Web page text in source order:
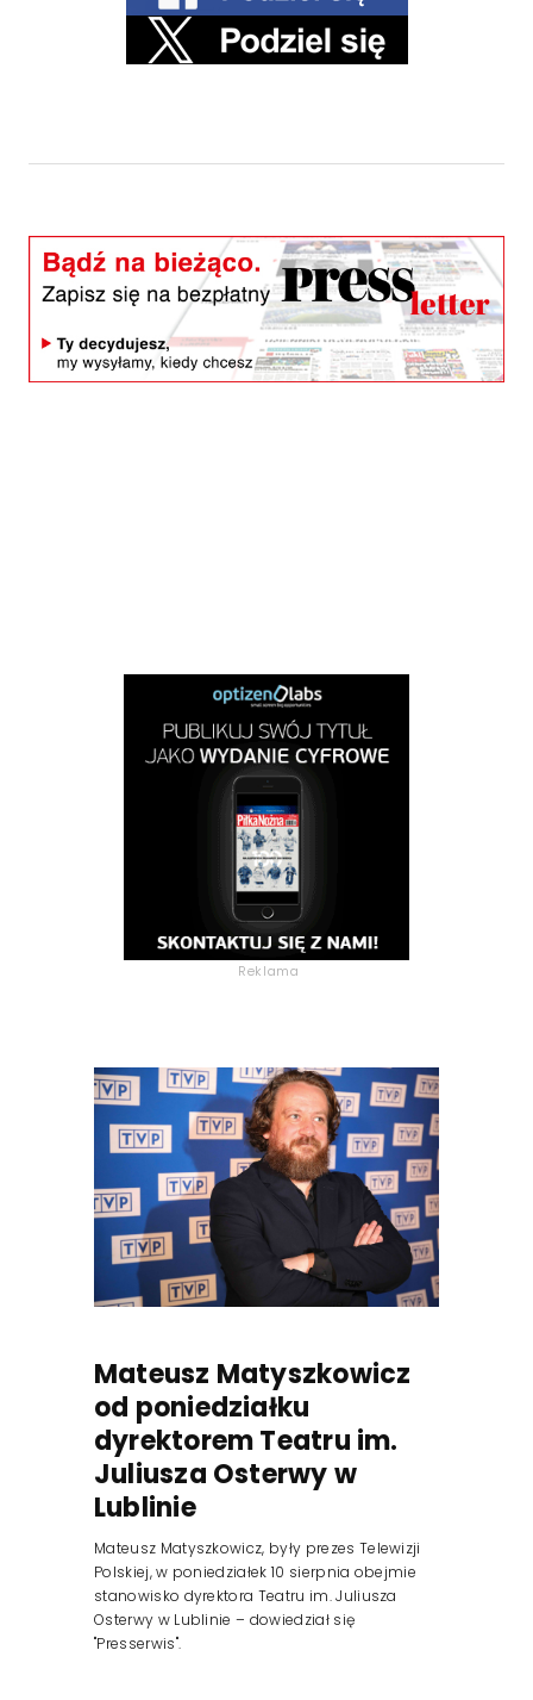
Reklama
Mateusz Matyszkowicz
od poniedziałku
dyrektorem Teatru im.
Juliusza Osterwy w
Lublinie
Mateusz Matyszkowicz, były prezes Telewizji
Polskiej, w poniedziałek 10 sierpnia obejmie
stanowisko dyrektora Teatru im. Juliusza
Osterwy w Lublinie – dowiedział się
"Presserwis".